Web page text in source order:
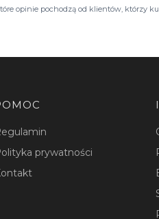
opinie pochodzą od klientów, którzy
w stopce
prywatności